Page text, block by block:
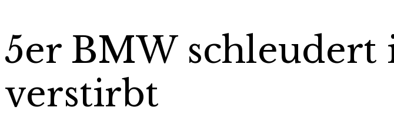
5er BMW schleudert
verstirbt